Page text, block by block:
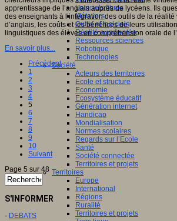
Logiciels libres
Métavers
Outils et logiciels
Réalité augmentée
Ressources sciences
Robotique
Technologies
Société
Acteurs des territoires
Ecole et structure
Economie
Ecosystème éducatif
Génération internet
Handicap
Mondialisation
Normes scolaires
Regards sur l’Ecole
Santé
Société connectée
Territoires et projets
Territoires
Europe
International
Régions
Ruralité
Territoires et projets
apprentissage de l’anglais auprès de lycéens. Ils
des enseignants à l’intégration des outils de la
d’anglais, les coûts et les bénéfices de leurs
linguistiques des élèves en compréhension orale de
En savoir plus...
Précédent
1
2
3
4
5
6
7
8
9
10
Suivant
Page 5 sur 48
S'INFORMER
- DEBATS